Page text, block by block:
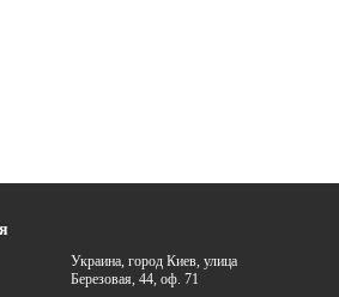
Украина, город Киев, улица
Березовая, 44, оф. 71